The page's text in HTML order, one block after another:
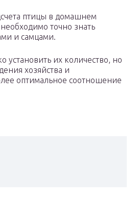
птицы в домашнем
точно знать
и самцами.
установить их количество, но
хозяйства и
оптимальное соотношение